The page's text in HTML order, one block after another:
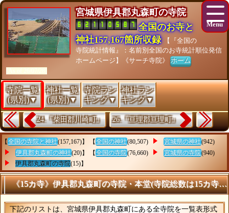
宮城県伊具郡丸森町の寺院
全国のお寺と
神社157,167箇所収録
【『全国の
寺院統計情報』：名前別全国のお寺統計順位発信
ホームページ】《サーチ寺院》ホーム
[As of 26/07/28]
寺院一覧
(県別)▼
神社一覧
(県別)▼
寺院ラン
キング▼
神社ラン
キング▼
24.『柴田郡川崎町』 26.『亘理郡亘理町』
【 全国の寺院と神社(157,167)】 【 全国の神社(80,507) 宮城県の神社(942)
伊具郡丸森町の神社(20)】 【 全国の寺院(76,660) 宮城県の寺院(940)
伊具郡丸森町の寺院(15)】
《15カ寺》伊具郡丸森町の寺院・本堂(寺院総数は15カ寺)
下記のリストは、宮城県伊具郡丸森町にある全寺院を一覧表形式